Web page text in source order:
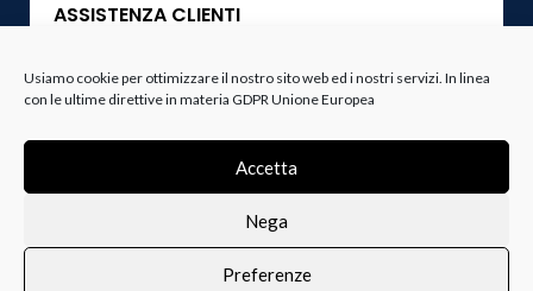
Usiamo cookie per ottimizzare il nostro sito web ed i nostri servizi. In linea
con le ultime direttive in materia GDPR Unione Europea
Accetta
Nega
Preferenze
ASSISTENZA CLIENTI
Servizio Clienti